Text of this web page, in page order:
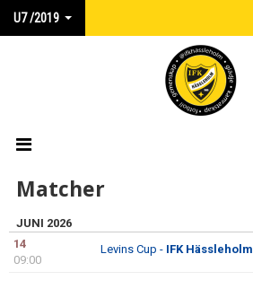
U7 /2019
HEM
NYHETER
KALENDER
Matcher
JUNI 2026
14
09:00
Levins Cup - IFK Hässleholm